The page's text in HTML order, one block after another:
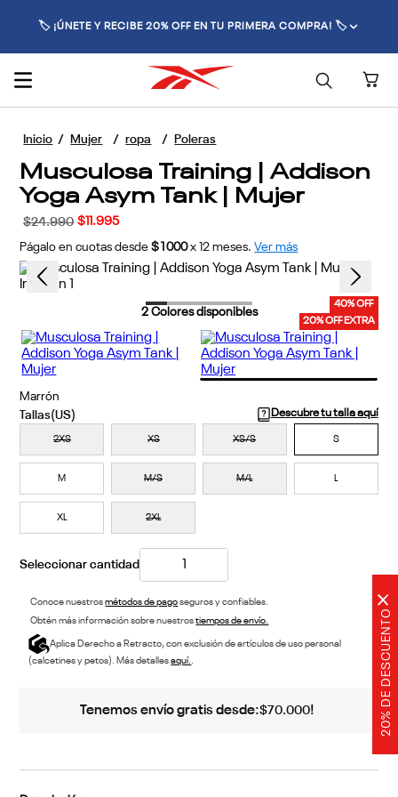
20% DE DESCUENTO
×
🚚 ENVÍO GRATIS POR COMPRAS SUPERIORES A $70.000 🚚
Mujer ropa Poleras
Musculosa Training | Addison
Yoga Asym Tank | Mujer
$24.990 $ .995
Págalo en cuotas desde $1000 x 12 meses. Ver más
40% OFF
20% OFF EXTRA
2Colores disponibles
Marrón
Descubre tu talla aquí
2XS XS XS/S S
M M/S M/L L
XL 2XL
Conoce nuestrosmétodos de pagoseguros y confiables.
Obtén más información sobre nuestrostiempos de envío.
Aplica Derecho a Retracto, con exclusión de artículos de uso personal
(calcetines y petos). Más detallesaquí..
Tenemos envío gratis desde:$70.000!